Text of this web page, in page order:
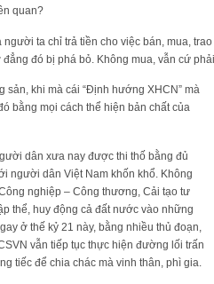
quan?
ta chỉ trả tiền cho việc bán, mua,
đó bị phá bỏ. Không mua, vẫn cứ
sản, khi mà cái “Định hướng XHCN” mà
bằng mọi cách thể hiện bản chất của
dân xưa nay được thi thố bằng đủ
người dân Việt Nam khốn khổ. Không
nghiệp – Công thương, Cải tạo tư
thể, huy động cả đất nước vào những
ở thế kỷ 21 này, bằng nhiều thủ đoạn,
vẫn tiếp tục thực hiện đường lối trấn
tiếc để chia chác mà vinh thân, phì gia.